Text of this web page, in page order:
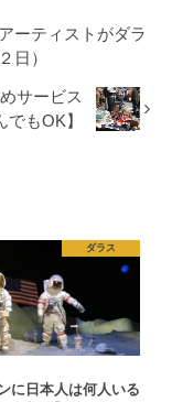
ーティストがダラ
日）
サービス
でもOK】
ダラス
に日本人は何人いる